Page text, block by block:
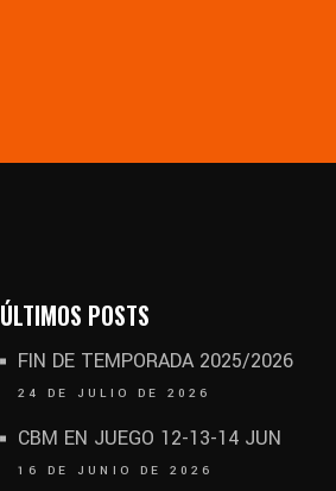
ÚLTIMOS POSTS
FIN DE TEMPORADA 2025/2026
24 DE JULIO DE 2026
CBM EN JUEGO 12-13-14 JUN
16 DE JUNIO DE 2026